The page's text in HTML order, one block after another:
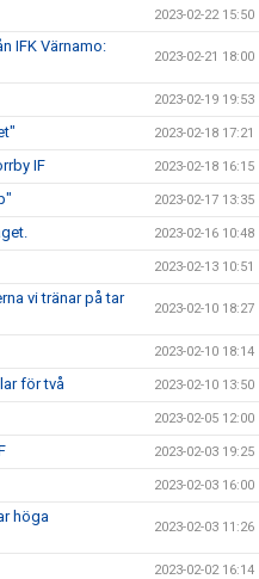
2023-02-22 15:50
IFK Värnamo:
2023-02-21 18:00
2023-02-19 19:53
2023-02-18 17:21
IF 2023-02-18 16:15
2023-02-17 13:35
2023-02-16 10:48
2023-02-13 10:51
vi tränar på tar
2023-02-10 18:27
2023-02-10 18:14
för två 2023-02-10 13:50
2023-02-05 12:00
2023-02-03 19:25
2023-02-03 16:00
höga
2023-02-03 11:26
2023-02-02 16:14